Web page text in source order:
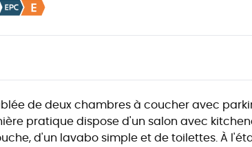
de deux chambres à coucher avec
pratique dispose d'un salon avec
d'un lavabo simple et de toilettes. À